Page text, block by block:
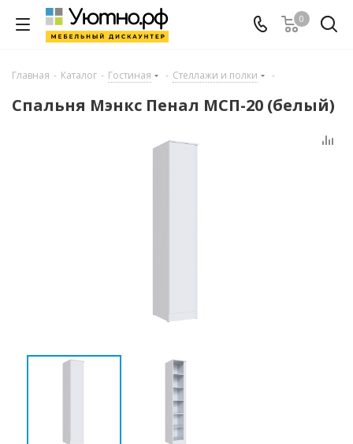
0
Главная - Каталог - Гостиная - Стеллажи и полки -
Спальня Мэнкс Пенал МСП-20 (белый)